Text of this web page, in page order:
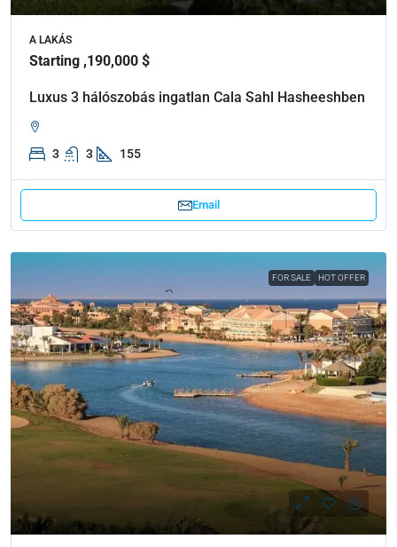
A LAKÁS
Starting ,190,000 $
Luxus 3 hálószobás ingatlan Cala Sahl Hasheeshben
3 3 155
Email
FOR SALE HOT OFFER